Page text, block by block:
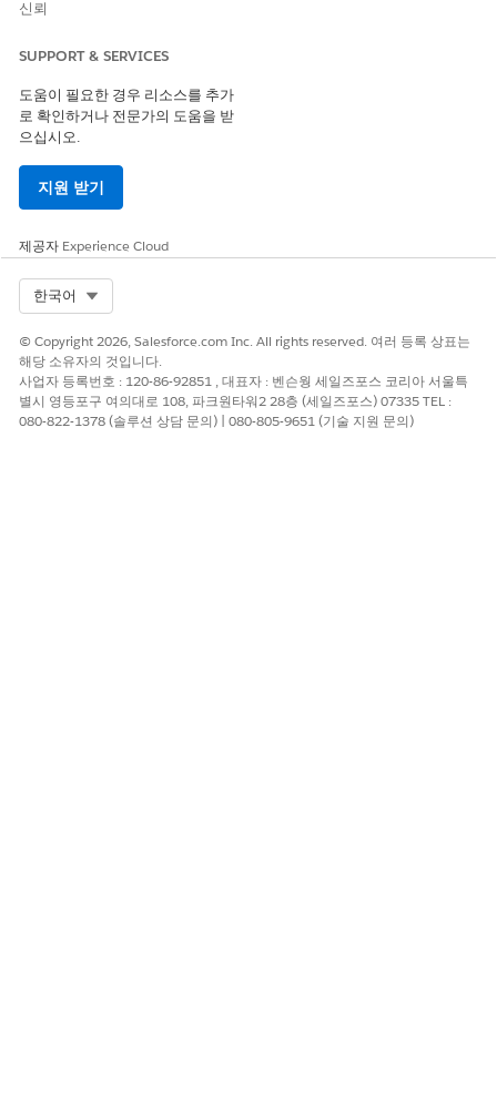
활성화 트리거 플로
이 기사를 통해 문제를 해결했습니까?
신뢰
SUPPORT & SERVICES
도움이 필요한 경우 리소스를 추가
로 확인하거나 전문가의 도움을 받
으십시오.
지원 받기
제공자 Experience Cloud
한국어
© Copyright 2026, Salesforce.com Inc. All rights reserved. 여러 등록 상표는
해당 소유자의 것입니다.
사업자 등록번호 : 120-86-92851 , 대표자 : 벤슨웡 세일즈포스 코리아 서울특
별시 영등포구 여의대로 108, 파크원타워2 28층 (세일즈포스) 07335 TEL :
080-822-1378 (솔루션 상담 문의) | 080-805-9651 (기술 지원 문의)